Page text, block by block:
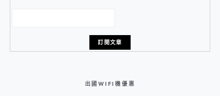
出國WIFI機優惠